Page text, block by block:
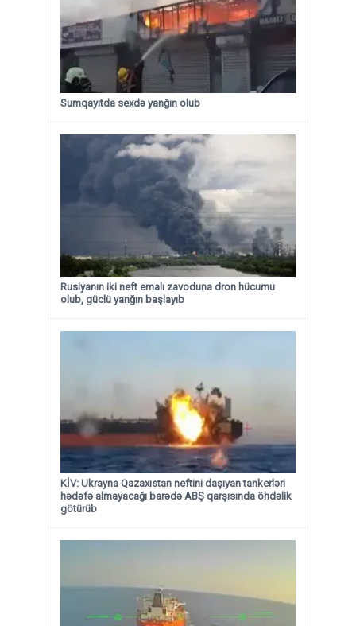
Sumqayıtda sexdə yanğın olub
Rusiyanın iki neft emalı zavoduna dron hücumu
olub, güclü yanğın başlayıb
KİV: Ukrayna Qazaxıstan neftini daşıyan tankerləri
hədəfə almayacağı barədə ABŞ qarşısında öhdəlik
götürüb